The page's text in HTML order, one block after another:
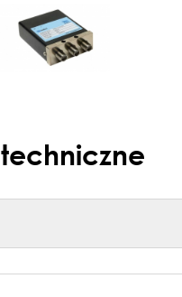
techniczne